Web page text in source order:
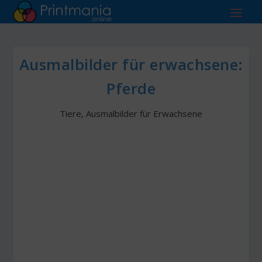
Ausmalbilder für erwachsene:
Pferde
Tiere, Ausmalbilder für Erwachsene